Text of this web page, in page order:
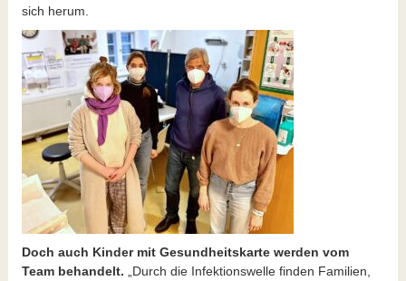
sich herum.
Doch auch Kinder mit Gesundheitskarte werden vom
Team behandelt. „Durch die Infektionswelle finden Familien,